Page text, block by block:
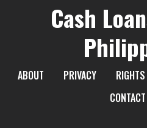
Cash
ABOUT PRIVACY
CONTACT